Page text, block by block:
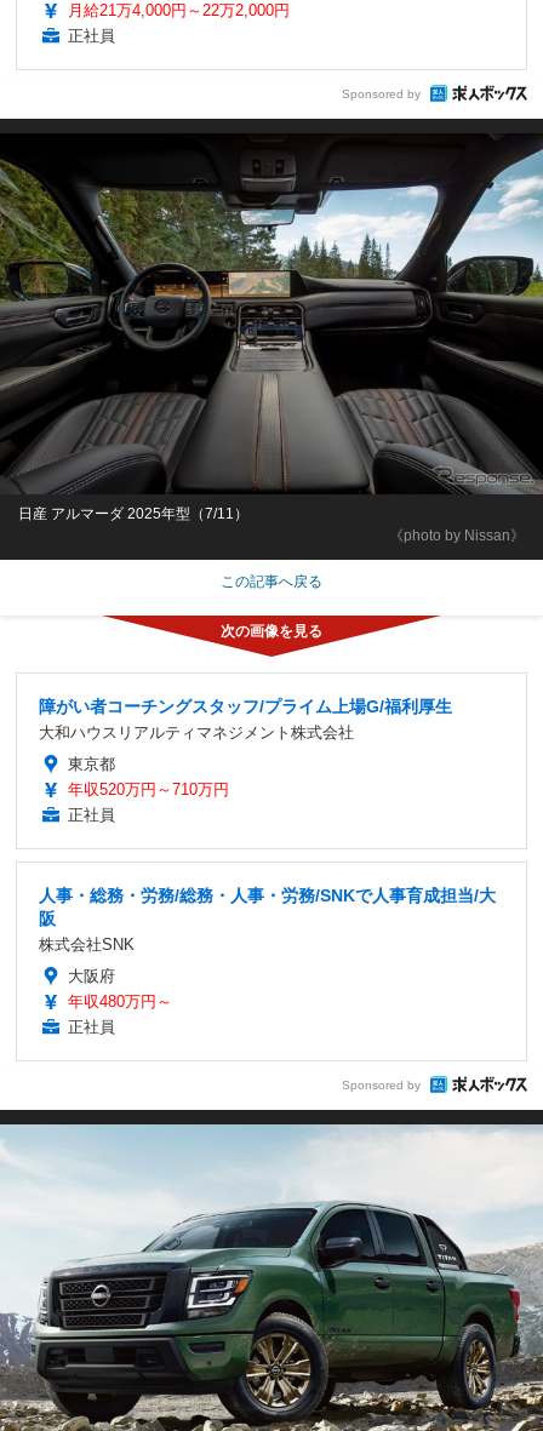
月給21万4,000円～22万2,000円
正社員
Sponsored by
《photo by Nissan》
日産 アルマーダ 2025年型（7/11）
この記事へ戻る
障がい者コーチングスタッフ/プライム上場G/福利厚生
大和ハウスリアルティマネジメント株式会社
東京都
年収520万円～710万円
正社員
人事・総務・労務/総務・人事・労務/SNKで人事育成担当/大
阪
株式会社SNK
大阪府
年収480万円～
正社員
Sponsored by